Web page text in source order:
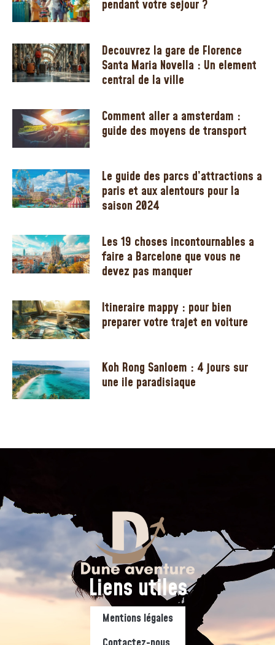
pendant votre sejour ?
Decouvrez la gare de Florence
Santa Maria Novella : Un element
central de la ville
Comment aller a amsterdam :
guide des moyens de transport
Le guide des parcs d’attractions a
paris et aux alentours pour la
saison 2024
Les 19 choses incontournables a
faire a Barcelone que vous ne
devez pas manquer
Itineraire mappy : pour bien
preparer votre trajet en voiture
Koh Rong Sanloem : 4 jours sur
une ile paradisiaque
Liens utiles
Mentions légales